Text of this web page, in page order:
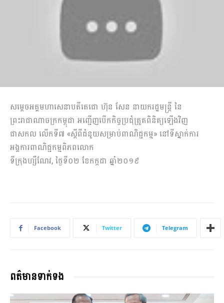
សម្តេចអគ្គមហាសេនាបតីតេជោ ហ៊ុន សែន នាយករដ្ឋមន្រ្តី នៃ
ព្រះរាជាណាចក្រកម្ពុជា អញ្ជើញបើកកិច្ចប្រជុំត្រួតពិនិត្យឡើងវិញ
ជាសកល លើកទី៧ «ស្តីពីជំនួយសម្រាប់ពាណិជ្ជកម្ម» នៅទីស្នាក់ការ
អង្គការពាណិជ្ជកម្មពិភពលោក
ទីក្រុងហ្សឺណែវ, ថ្ងៃទី០២ ខែកក្កដា ឆ្នាំ២០១៩
Facebook Twitter Telegram
ពត៌មានទាក់ទង